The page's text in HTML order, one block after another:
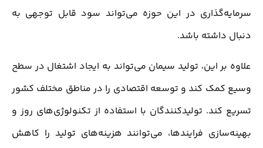
سرمایه‌گذاری در این حوزه می‌تواند سود قابل توجهی به
دنبال داشته باشد.
علاوه بر این، تولید سیمان می‌تواند به ایجاد اشتغال در سطح
وسیع کمک کند و توسعه اقتصادی را در مناطق مختلف کشور
تسریع کند. تولیدکنندگان با استفاده از تکنولوژی‌های روز و
بهینه‌سازی فرایندها، می‌توانند هزینه‌های تولید را کاهش